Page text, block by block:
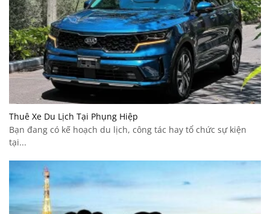
Thuê Xe Du Lịch Tại Phụng Hiệp
Bạn đang có kế hoạch du lịch, công tác hay tổ chức sự kiện
tại...